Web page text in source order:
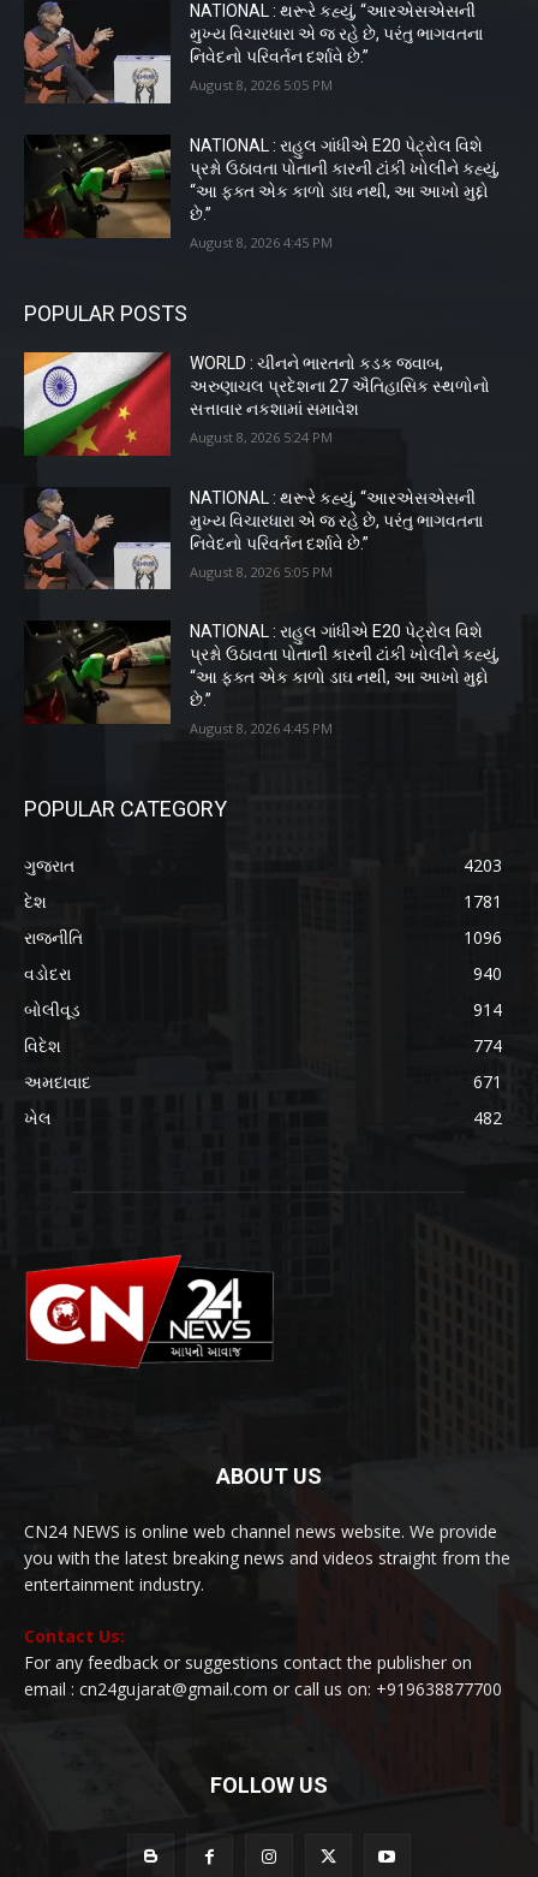
NATIONAL : થરૂરે કહ્યું, “આરએસએસની
મુખ્ય વિચારધારા એ જ રહે છે, પરંતુ ભાગવતના
નિવેદનો પરિવર્તન દર્શાવે છે.”
August 8, 2026 5:05 PM
NATIONAL : રાહુલ ગાંધીએ E20 પેટ્રોલ વિશે
પ્રશ્નો ઉઠાવતા પોતાની કારની ટાંકી ખોલીને કહ્યું,
“આ ફક્ત એક કાળો ડાઘ નથી, આ આખો મુદ્દો
છે.”
August 8, 2026 4:45 PM
POPULAR POSTS
WORLD : ચીનને ભારતનો કડક જવાબ,
અરુણાચલ પ્રદેશના 27 ઐતિહાસિક સ્થળોનો
સત્તાવાર નકશામાં સમાવેશ
August 8, 2026 5:24 PM
NATIONAL : થરૂરે કહ્યું, “આરએસએસની
મુખ્ય વિચારધારા એ જ રહે છે, પરંતુ ભાગવતના
નિવેદનો પરિવર્તન દર્શાવે છે.”
August 8, 2026 5:05 PM
NATIONAL : રાહુલ ગાંધીએ E20 પેટ્રોલ વિશે
પ્રશ્નો ઉઠાવતા પોતાની કારની ટાંકી ખોલીને કહ્યું,
“આ ફક્ત એક કાળો ડાઘ નથી, આ આખો મુદ્દો
છે.”
August 8, 2026 4:45 PM
POPULAR CATEGORY
ગુજરાત
4203
દેશ
1781
રાજનીતિ
1096
વડોદરા
940
બોલીવૂડ
914
વિદેશ
774
અમદાવાદ
671
ખેલ
482
ABOUT US
CN24 NEWS is online web channel news website. We provide
you with the latest breaking news and videos straight from the
entertainment industry.
Contact Us:
For any feedback or suggestions contact the publisher on
email : cn24gujarat@gmail.com or call us on: +919638877700
FOLLOW US